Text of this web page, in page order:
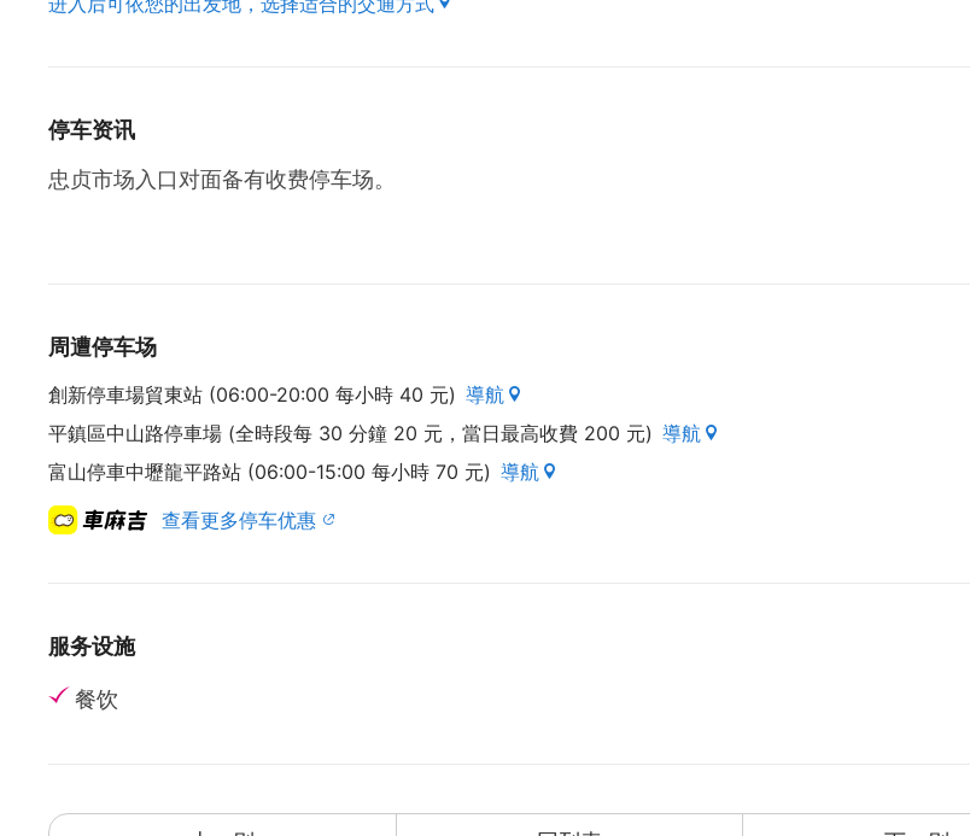
停车资讯
忠贞市场入口对面备有收费停车场。
周遭停车场
創新停車場貿東站 (06:00-20:00 每小時 40 元) 導航
平鎮區中山路停車場 (全時段每 30 分鐘 20 元，當日最高收費 200 元) 導航
富山停車中壢龍平路站 (06:00-15:00 每小時 70 元) 導航
查看更多停车优惠
服务设施
餐饮